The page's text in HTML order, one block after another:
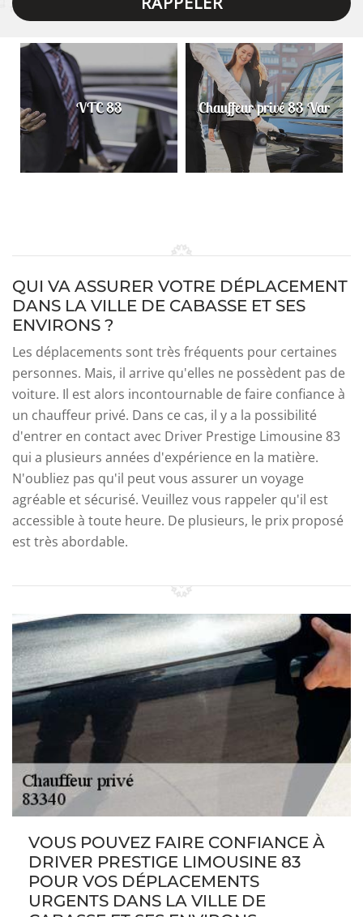
VTC 83 Chauffeur privé 83 Var
QUI VA ASSURER VOTRE DÉPLACEMENT
DANS LA VILLE DE CABASSE ET SES
ENVIRONS ?
Les déplacements sont très fréquents pour certaines
personnes. Mais, il arrive qu'elles ne possèdent pas de
voiture. Il est alors incontournable de faire confiance à
un chauffeur privé. Dans ce cas, il y a la possibilité
d'entrer en contact avec Driver Prestige Limousine 83
qui a plusieurs années d'expérience en la matière.
N'oubliez pas qu'il peut vous assurer un voyage
agréable et sécurisé. Veuillez vous rappeler qu'il est
accessible à toute heure. De plusieurs, le prix proposé
est très abordable.
VOUS POUVEZ FAIRE CONFIANCE À
DRIVER PRESTIGE LIMOUSINE 83
POUR VOS DÉPLACEMENTS
URGENTS DANS LA VILLE DE